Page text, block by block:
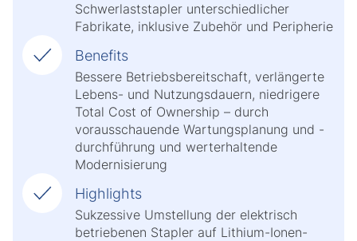
Schwerlaststapler unterschiedlicher
Fabrikate, inklusive Zubehör und Peripherie
Benefits
Bessere Betriebsbereitschaft, verlängerte
Lebens- und Nutzungsdauern, niedrigere
Total Cost of Ownership – durch
vorausschauende Wartungsplanung und -
durchführung und werterhaltende
Modernisierung
Highlights
Sukzessive Umstellung der elektrisch
betriebenen Stapler auf Lithium-Ionen-